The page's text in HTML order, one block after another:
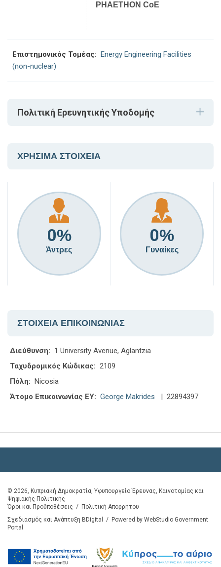
PHAETHON CoE
Επιστημονικός Τομέας: Energy Engineering Facilities
(non-nuclear)
Πολιτική Ερευνητικής Υποδομής
ΧΡΗΣΙΜΑ ΣΤΟΙΧΕΙΑ
0%
Άντρες
0%
Γυναίκες
ΣΤΟΙΧΕΙΑ ΕΠΙΚΟΙΝΩΝΙΑΣ
Διεύθυνση: 1 University Avenue, Aglantzia
Ταχυδρομικός Κώδικας: 2109
Πόλη: Nicosia
Άτομο Επικοινωνίας ΕΥ: George Makrides | 22894397
© 2026, Κυπριακή Δημοκρατία, Υφυπουργείο Έρευνας, Καινοτομίας και
Ψηφιακής Πολιτικής
Όροι και Προϋποθέσεις / Πολιτική Απορρήτου
Σχεδιασμός και Ανάπτυξη BDigital
/ Powered by WebStudio Government
Portal